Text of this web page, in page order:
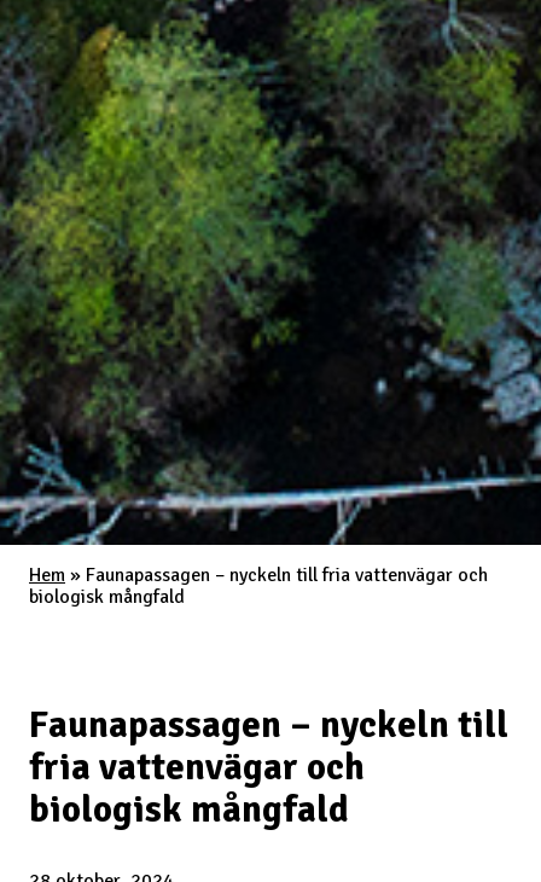
Hem » Faunapassagen – nyckeln till fria vattenvägar och
biologisk mångfald
Faunapassagen – nyckeln till
fria vattenvägar och
biologisk mångfald